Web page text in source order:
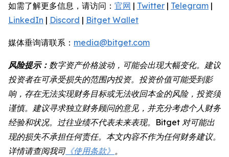
如需了解更多信息，请访问： 官网 | Twitter | Telegram |
LinkedIn | Discord | Bitget Wallet
媒体垂询请联系： media@bitget.com
风险提示： 数字资产价格波动，可能会出现大幅变化。建议
投资者在可承受损失的范围内投资。投资价值可能受到影
响，存在无法实现财务目标或无法收回本金的风险，投资须
谨慎。建议寻求独立财务顾问的意见，并充分考虑个人财务
经验和状况。过往业绩不代表未来表现。Bitget 对可能出
现的损失不承担任何责任。本文内容不作为任何财务建议。
详情请查阅我司《使用条款》 。